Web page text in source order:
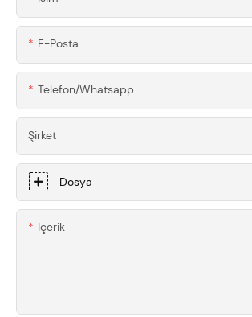
E-Posta
Telefon/whatsapp
Şirket
Dosya
Içerik